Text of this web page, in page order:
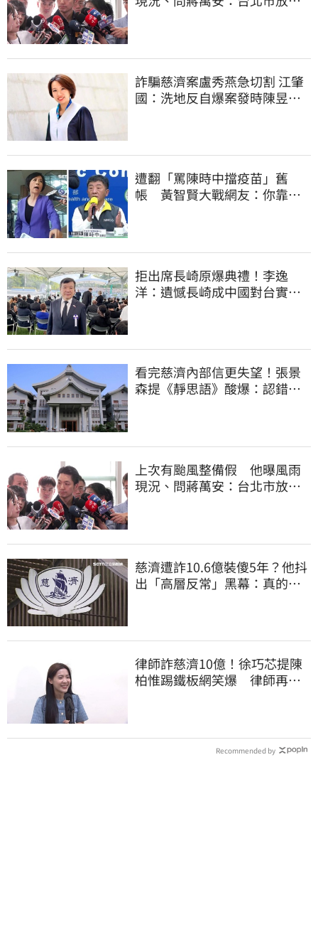
詐騙慈濟案盧秀燕急切割 江肇
國：洗地反自爆案發時陳昱瑄
遭翻「罵陳時中擋疫苗」舊
帳 黃智賢大戰網友：你靠我
拒出席長崎原爆典禮！李逸
洋：遺憾長崎成中國對台實施
看完慈濟內部信更失望！張景
森提《靜思語》酸爆：認錯有
上次有颱風整備假 他曝風雨
現況、問蔣萬安：台北市放假
慈濟遭詐10.6億裝傻5年？他抖
出「高層反常」黑幕：真的不
律師詐慈濟10億！徐巧芯提陳
柏惟踢鐵板網笑爆 律師再曬1
Recommended by